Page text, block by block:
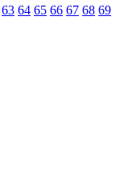
63 64 65 66 67 68 69